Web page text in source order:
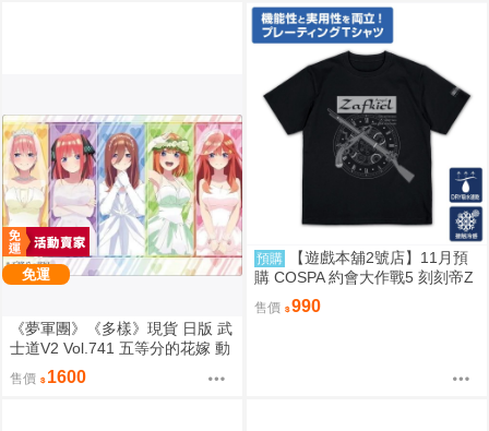
免運
《夢軍團》《多樣》現貨 日版 武
士道V2 Vol.741 五等分的花嫁 動
漫桌墊 卡墊 全員婚紗ver.
售價 1600
預購
【遊戲本舖2號店】11月預
購 COSPA 約會大作戰5 刻刻帝Z
aphkiel 雙面編織涼感速乾T恤 08
22
售價 990